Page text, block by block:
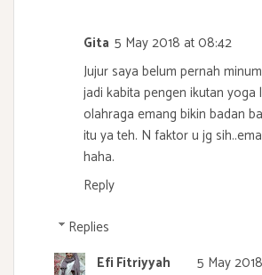
Gita 5 May 2018 at 08:42
Jujur saya belum pernah
jadi kabita pengen ikutan yoga
olahraga emang bikin badan
itu ya teh. N faktor u jg
haha.
Reply
Replies
Efi Fitriyyah
5 May